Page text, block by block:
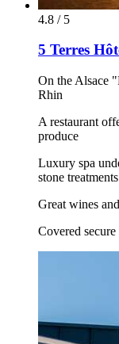
4.8 / 5
5 Terres
On the Alsace
Rhin
A restaurant
produce
Luxury spa
stone treatments
Great wines
Covered